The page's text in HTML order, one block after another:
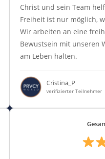
Christ und sein Team
Freiheit ist nur möglich,
Wir arbeiten an eine
Bewustsein mit unseren
am Leben halten.
Cristina_P
verifizierter Teilnehmer